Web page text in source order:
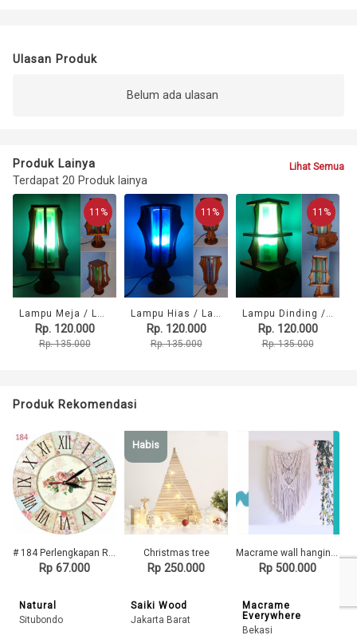
Ulasan Produk
Belum ada ulasan
Produk Lainya
Terdapat 20 Produk lainya
Lihat Semua
11%
Lampu Meja / Lampu Hias / Lampu KOTAK Variant Warna HIJAU / Omah Lampu Rawalo
Rp. 120.000
Rp. 135.000
11%
Lampu Hias / Lampu Meja / Lampu BULAT Warna BIRU / Omah Lampu Rawalo
Rp. 120.000
Rp. 135.000
11%
Lampu Dinding / Lampu Tidur Hias / Lampu Kayu KOTAK 02 Warna HIJAU / Omah Lampu Rawalo
Rp. 120.000
Rp. 135.000
Produk Rekomendasi
# 184 Perlengkapan Rumah Jam Dinding Keren Hiasan Ruang Dekorasi Interior Motif Kupu Kupu
Rp 67.000
Natural
Situbondo
Habis
Christmas tree
Rp 250.000
Saiki Wood
Jakarta Barat
Macrame wall hanging - Code: Gamila
Rp 500.000
Macrame
Everywhere
Bekasi